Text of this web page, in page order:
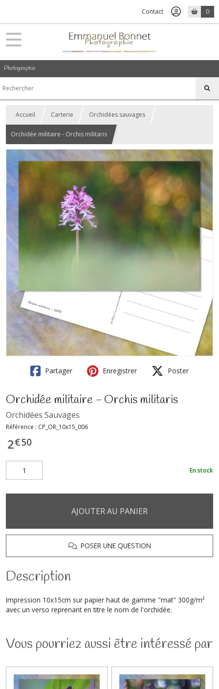
Contact 0
Photographie
Accueil Carterie Orchidées sauvages
Orchidée militaire - Orchis militaris
Partager Enregistrer Poster
Orchidée militaire - Orchis militaris
Orchidées Sauvages
Référence : CP_OR_10x15_006
2€50
En stock
AJOUTER AU PANIER
POSER UNE QUESTION
Description
Impression 10x15cm sur papier haut de gamme "mat" 300g/m²
avec un verso reprenant en titre le nom de l'orchidée.
Vous pourriez aussi être intéressé par